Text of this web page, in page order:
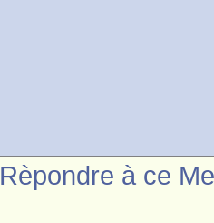
Rèpondre à ce